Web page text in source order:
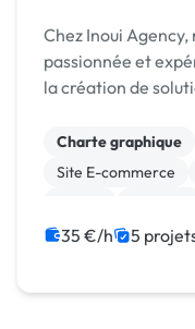
Chez Inoui Agency,
passionnée et
la création de
de
secteurs te...
Charte graphique
Site E-commerce
35 €/h 5